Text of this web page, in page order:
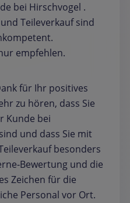
bei Hirschvogel .
Teileverkauf sind
empfehlen.
für Ihr positives
zu hören, dass Sie
Kunde bei
sind und dass Sie mit
besonders
und die
Zeichen für die
Personal vor Ort.